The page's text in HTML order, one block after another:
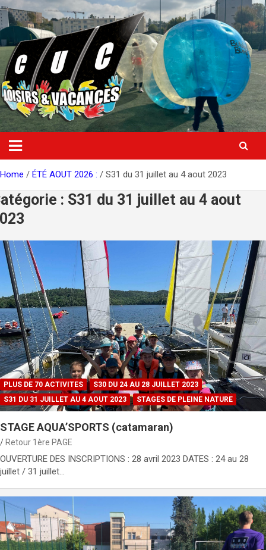
Skip
to
content
Home ÉTÉ AOUT 2026 : S31 du 31 juillet au 4 aout 2023
: S31 du 31 juillet au 4 aout
PLUS DE 70 ACTIVITES
S30 DU 24 AU 28 JUILLET 2023
S31 DU 31 JUILLET AU 4 AOUT 2023
STAGES DE PLEINE NATURE
STAGE AQUA’SPORTS (catamaran)
Retour 1ère PAGE
OUVERTURE DES INSCRIPTIONS : 28 avril 2023 DATES : 24 au 28
juillet / 31 juillet…